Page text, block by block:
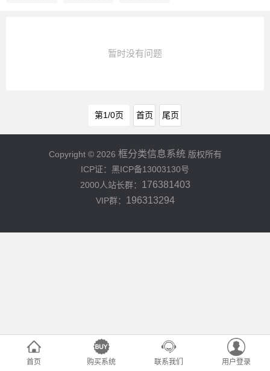
暂时没有问题
第1/0页 首页 尾页
首页 购买系统 联系我们 用户登录
Copyright © 2026 框分类信息系统版权所有
ICP证：黑ICP备13003130号
2000人站长群： 176381403
VIP群： 196313294